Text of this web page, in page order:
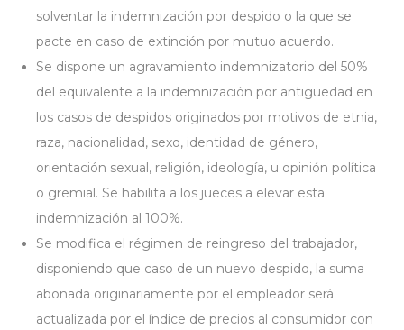
solventar la indemnización por despido o la que se
pacte en caso de extinción por mutuo acuerdo.
Se dispone un agravamiento indemnizatorio del 50%
del equivalente a la indemnización por antigüedad en
los casos de despidos originados por motivos de etnia,
raza, nacionalidad, sexo, identidad de género,
orientación sexual, religión, ideología, u opinión política
o gremial. Se habilita a los jueces a elevar esta
indemnización al 100%.
Se modifica el régimen de reingreso del trabajador,
disponiendo que caso de un nuevo despido, la suma
abonada originariamente por el empleador será
actualizada por el índice de precios al consumidor con